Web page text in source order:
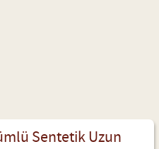
Sentetik Uzun